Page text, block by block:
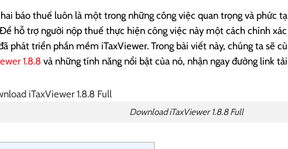
báo thuế luôn là một trong những công việc quan trọng và phức
hỗ trợ người nộp thuế thực hiện công việc này một cách chính
phát triển phần mềm iTaxViewer. Trong bài viết này, chúng ta sẽ
1.8.8 và những tính năng nổi bật của nó, nhận ngay đường link
Download iTaxViewer 1.8.8 Full